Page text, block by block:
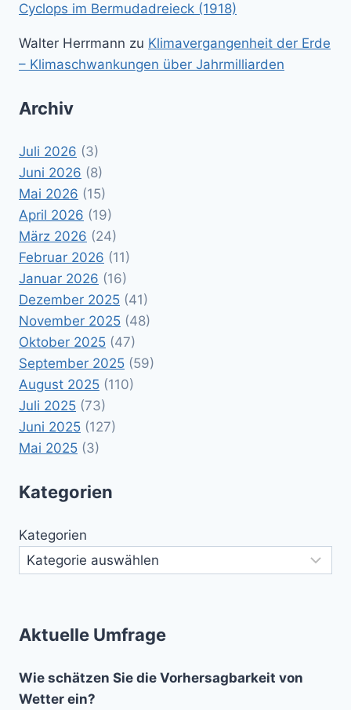
Cyclops im Bermudadreieck (1918)
Walter Herrmann zu Klimavergangenheit der Erde
– Klimaschwankungen über Jahrmilliarden
Archiv
Juli 2026 (3)
Juni 2026 (8)
Mai 2026 (15)
April 2026 (19)
März 2026 (24)
Februar 2026 (11)
Januar 2026 (16)
Dezember 2025 (41)
November 2025 (48)
Oktober 2025 (47)
September 2025 (59)
August 2025 (110)
Juli 2025 (73)
Juni 2025 (127)
Mai 2025 (3)
Kategorien
Kategorien
Aktuelle Umfrage
Wie schätzen Sie die Vorhersagbarkeit von
Wetter ein?